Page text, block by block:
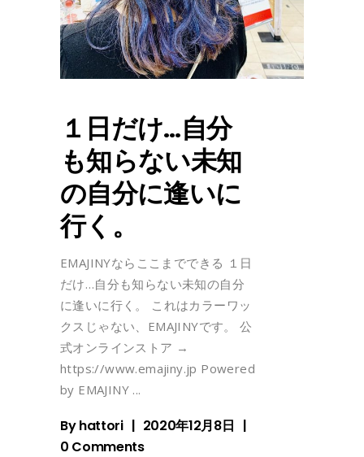
１日だけ…自分
も知らない未知
の自分に逢いに
行く。
EMAJINYならここまでできる １日
だけ…自分も知らない未知の自分
に逢いに行く。 これはカラーワッ
クスじゃない、EMAJINYです。 公
式オンラインストア →
https://www.emajiny.jp Powered
by EMAJINY
Byhattori
2020年12月8日
0 Comments